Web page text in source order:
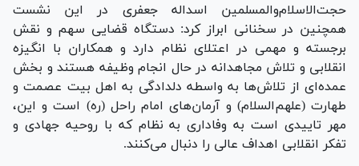
حجت‌الاسلام‌و‌المسلمین اسداله جعفری در این نشست
همچنین در سخنانی ابراز کرد: دستگاه قضایی سهم و نقش
برجسته و مهمی در اعتلای نظام دارد و همکاران با انگیزه
انقلابی و تلاش مجاهدانه در حال انجام وظیفه هستند و بخش
عمده‌ای از تلاش‌ها به واسطه دلدادگی به اهل بیت عصمت و
طهارت (علهم‌السلام) و آرمان‌های امام راحل (ره) است و این،
مهر تاییدی است به وفاداری به نظام که با روحیه جهادی و
تفکر انقلابی اهداف عالی را دنبال می‌کنند.